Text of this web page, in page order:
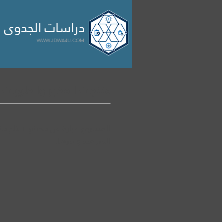

دراسات الجدوى
WWW.JDWA4U.COM